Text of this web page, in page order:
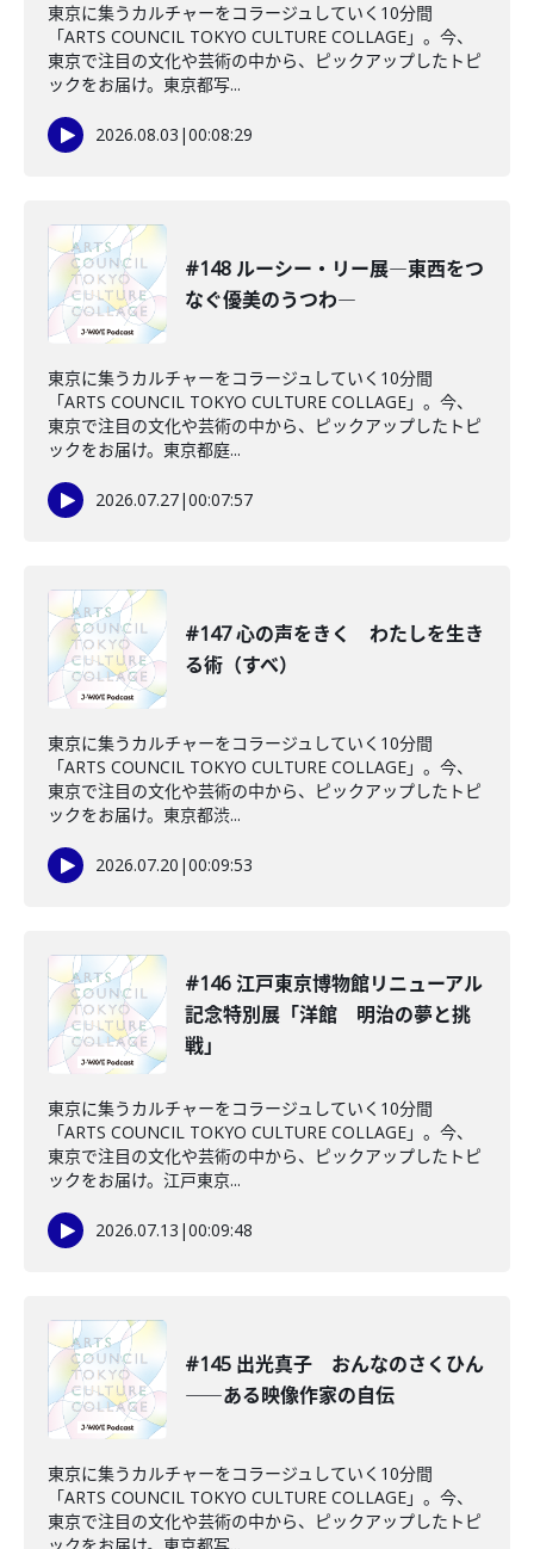
東京に集うカルチャーをコラージュしていく10分間
「ARTS COUNCIL TOKYO CULTURE COLLAGE」。今、
東京で注目の文化や芸術の中から、ピックアップしたトピ
ックをお届け。東京都写...
2026.08.03 |00:08:29
#148 ルーシー・リー展―東西をつ
なぐ優美のうつわ―
東京に集うカルチャーをコラージュしていく10分間
「ARTS COUNCIL TOKYO CULTURE COLLAGE」。今、
東京で注目の文化や芸術の中から、ピックアップしたトピ
ックをお届け。東京都庭...
2026.07.27|00:07:57
#147 心の声をきく わたしを生き
る術（すべ）
東京に集うカルチャーをコラージュしていく10分間
「ARTS COUNCIL TOKYO CULTURE COLLAGE」。今、
東京で注目の文化や芸術の中から、ピックアップしたトピ
ックをお届け。東京都渋...
2026.07.20 |00:09:53
#146 江戸東京博物館リニューアル
記念特別展「洋館 明治の夢と挑
戦」
東京に集うカルチャーをコラージュしていく10分間
「ARTS COUNCIL TOKYO CULTURE COLLAGE」。今、
東京で注目の文化や芸術の中から、ピックアップしたトピ
ックをお届け。江戸東京...
2026.07.13 |00:09:48
#145 出光真子 おんなのさくひん
――ある映像作家の自伝
東京に集うカルチャーをコラージュしていく10分間
「ARTS COUNCIL TOKYO CULTURE COLLAGE」。今、
東京で注目の文化や芸術の中から、ピックアップしたトピ